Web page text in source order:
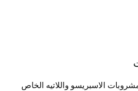
الاسبريسو واللاتيه الخاص